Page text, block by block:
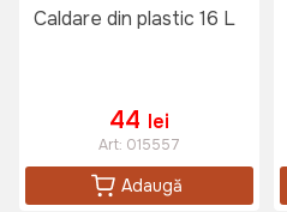
Caldare din plastic 16 L
44 lei
Art: 015557
Adaugă